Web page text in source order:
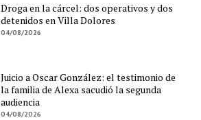
Droga en la cárcel: dos operativos y dos
detenidos en Villa Dolores
04/08/2026
Juicio a Oscar González: el testimonio de
la familia de Alexa sacudió la segunda
audiencia
04/08/2026